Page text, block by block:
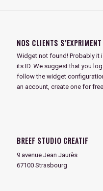
NOS CLIENTS
Widget not found! Probably it
its ID. We suggest that you
follow the widget
an account, create one for
BREEF STUDIO CREATIF
9 avenue Jean Jaurès
67100 Strasbourg